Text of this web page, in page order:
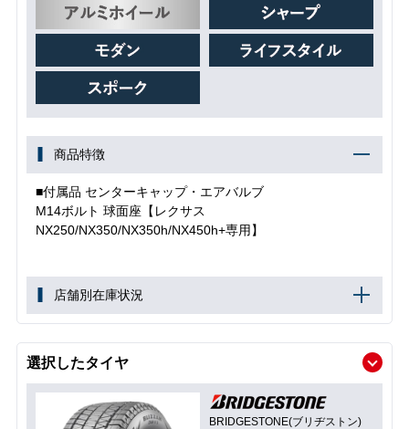
商品特徴
■付属品 センターキャップ・エアバルブ
M14ボルト 球面座【レクサス
NX250/NX350/NX350h/NX450h+専用】
店舗別在庫状況
選択したタイヤ
BRIDGESTONE(ブリヂストン)